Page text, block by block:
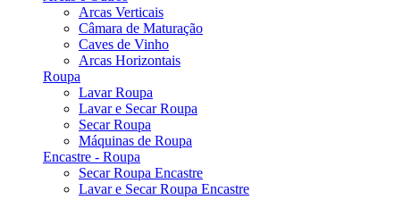
Arcas Verticais
Câmara de Maturação
Caves de Vinho
Arcas Horizontais
Roupa
Lavar Roupa
Lavar e Secar Roupa
Secar Roupa
Máquinas de Roupa
Encastre - Roupa
Secar Roupa Encastre
Lavar e Secar Roupa Encastre